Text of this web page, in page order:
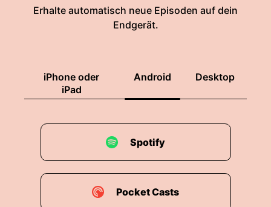
Erhalte automatisch neue Episoden auf dein
Endgerät.
iPhone oder
iPad
Android Desktop
Spotify
Pocket Casts